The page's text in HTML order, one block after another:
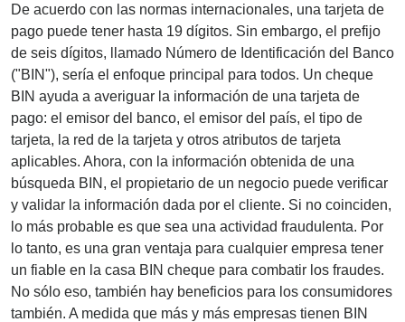
De acuerdo con las normas internacionales, una tarjeta de
pago puede tener hasta 19 dígitos. Sin embargo, el prefijo
de seis dígitos, llamado Número de Identificación del Banco
("BIN"), sería el enfoque principal para todos. Un cheque
BIN ayuda a averiguar la información de una tarjeta de
pago: el emisor del banco, el emisor del país, el tipo de
tarjeta, la red de la tarjeta y otros atributos de tarjeta
aplicables. Ahora, con la información obtenida de una
búsqueda BIN, el propietario de un negocio puede verificar
y validar la información dada por el cliente. Si no coinciden,
lo más probable es que sea una actividad fraudulenta. Por
lo tanto, es una gran ventaja para cualquier empresa tener
un fiable en la casa BIN cheque para combatir los fraudes.
No sólo eso, también hay beneficios para los consumidores
también. A medida que más y más empresas tienen BIN